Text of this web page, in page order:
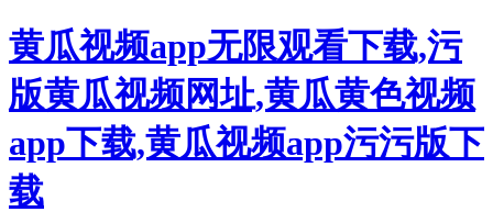
黄瓜视频app无限观看下载,污
版黄瓜视频网址,黄瓜黄色视频
app下载,黄瓜视频app污污版下
载